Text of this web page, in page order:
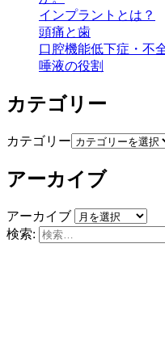
インプラントとは？
頭痛と歯
口腔機能低下症・不
唾液の役割
カテゴリー
カテゴリー
アーカイブ
アーカイブ
検索: